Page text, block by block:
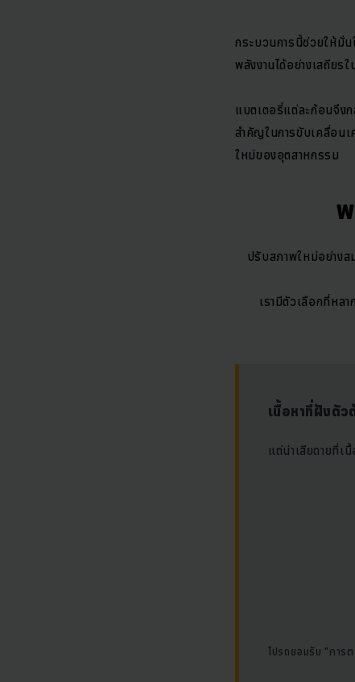
กระบวนการนี้ช่วยให้มั่น
พลังงานได้อย่างเสถียรใ
แบตเตอรี่แต่ละก้อนจึง
สำคัญในการขับเคลื่อน
ใหม่ของอุตสาหกรรม
ปรับสภาพใหม่อย่าง
เรามีตัวเลือกที่หล
เนื้อหาที่ฝังตั
แต่น่าเสียดายที่เ
โปรดยอมรับ "การ